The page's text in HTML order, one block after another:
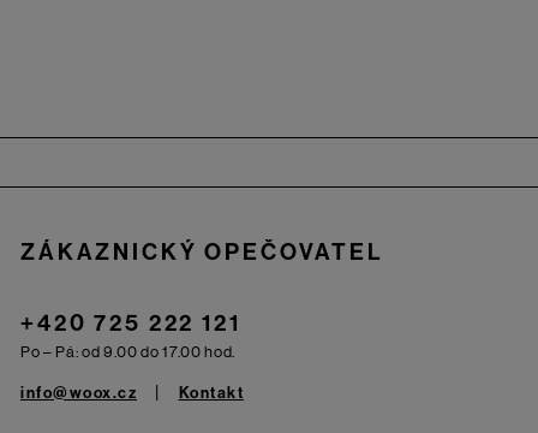
ZÁKAZNICKÝ OPEČOVATEL
+420 725 222 121
Po – Pá: od 9.00 do 17.00 hod.
info@woox.cz Kontakt